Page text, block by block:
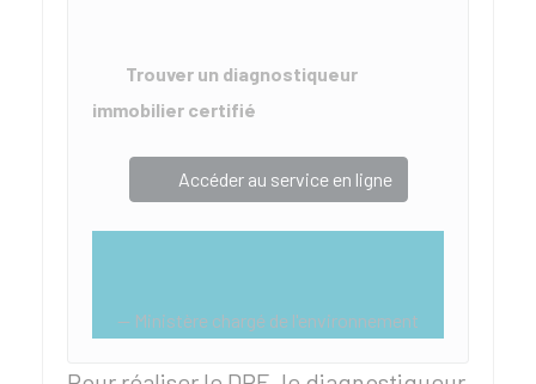
Trouver un diagnostiqueur
immobilier certifié
Accéder au service en ligne
Ministère chargé de l'environnement